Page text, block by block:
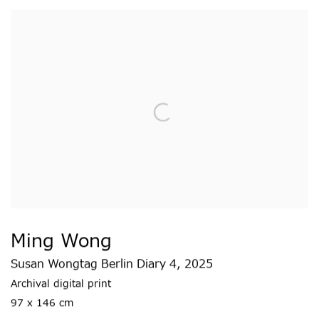
Ming Wong
Susan Wongtag Berlin Diary 4, 2025
Archival digital print
97 x 146 cm